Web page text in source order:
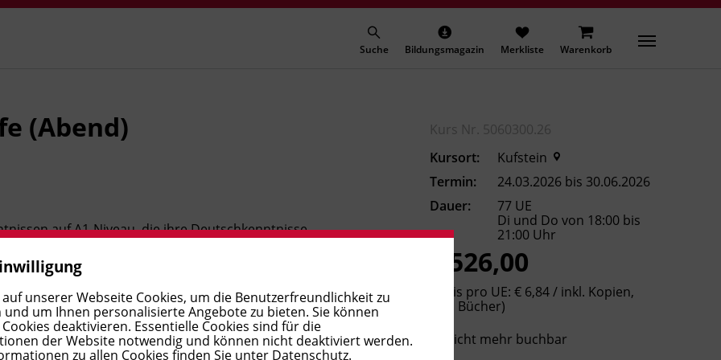
Suche Bildungsmagazin Merkliste Warenkorb
(Abend)
auf A1-Niveau, die ihre Deutschkenntnisse
sicherer auszudrücken, über Vergangenes zu
sowie berufliche Themen zu sprechen. Neben
Fokus auf mündlicher Kommunikation und
Kurs Nr. 5060300.26
Kursort:
Kufstein
Termin:
24.03.2026 bis 30.06.2026
Dauer:
77 UE
Di und Do von 18:00 bis
21:00 Uhr
€ 526,00
(Preis pro UE: € 6,84 / inkl. Kopien,
exkl. Bücher)
Nicht mehr buchbar
unserer Webseite Cookies, um die Benutzerfreundlichkeit zu
und um Ihnen personalisierte Angebote zu bieten. Sie können
deaktivieren. Essentielle Cookies sind für die
der Website notwendig und können nicht deaktiviert werden.
zu allen Cookies finden Sie unter Datenschutz.